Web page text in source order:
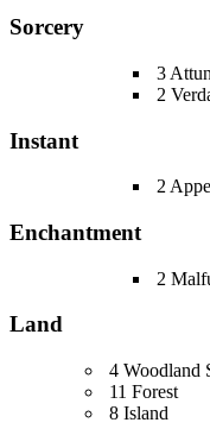
Sorcery
3
2
Instant
2
Enchantment
2
Land
4 Woodland
11 Forest
8 Island